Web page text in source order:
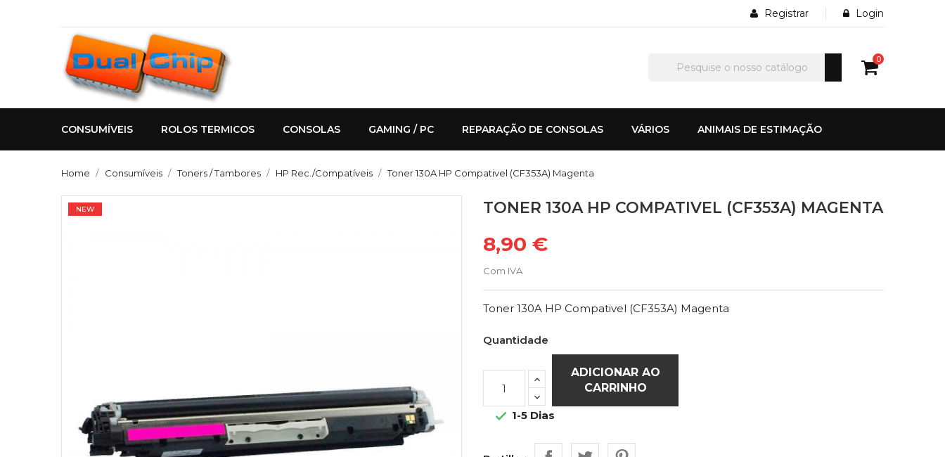
Registrar Login
0
CONSUMÍVEIS ROLOS TERMICOS CONSOLAS GAMING / PC REPARAÇÃO DE CONSOLAS VÁRIOS ANIMAIS DE ESTIMAÇÃO
Home Consumíveis Toners / Tambores HP Rec./Compatíveis Toner 130A HP Compativel (CF353A) Magenta
NEW TONER 130A HP COMPATIVEL (CF353A) MAGENTA
8,90 €
Com IVA
Toner 130A HP Compativel (CF353A) Magenta
Quantidade
ADICIONAR AO
CARRINHO
 1-5 Dias